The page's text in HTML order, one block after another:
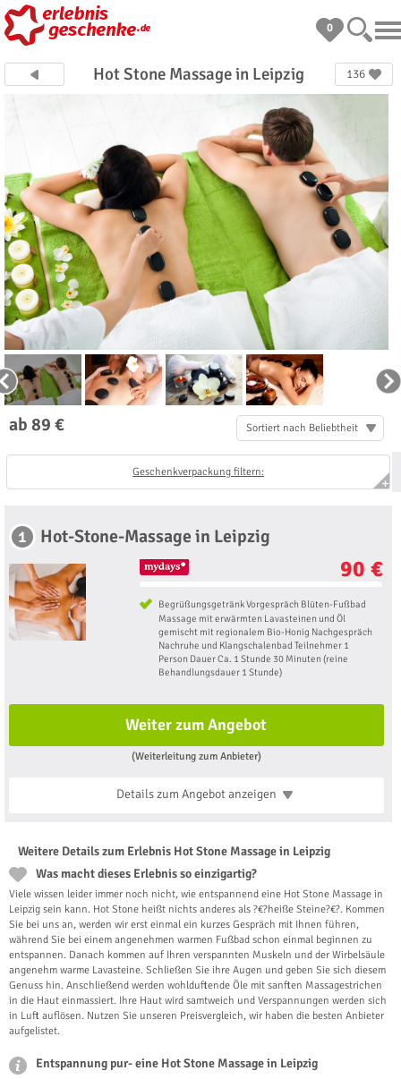
0
Hot Stone Massage in Leipzig 136
ab 89 € Sortiert nach Beliebtheit
Geschenkverpackung filtern:
1 Hot-Stone-Massage in Leipzig
90 €
Begrüßungsgetränk Vorgespräch Blüten-Fußbad
Massage mit erwärmten Lavasteinen und Öl
gemischt mit regionalem Bio-Honig Nachgespräch
Nachruhe und Klangschalenbad Teilnehmer 1
Person Dauer Ca. 1 Stunde 30 Minuten (reine
Behandlungsdauer 1 Stunde)
Weiter zum Angebot
(Weiterleitung zum Anbieter)
Details zum Angebotanzeigen
Weitere Details zum Erlebnis Hot Stone Massage in Leipzig
Was macht dieses Erlebnis so einzigartig?
Viele wissen leider immer noch nicht, wie entspannend eine Hot Stone Massage in
Leipzig sein kann. Hot Stone heißt nichts anderes als ?€?heiße Steine?€?. Kommen
Sie bei uns an, werden wir erst einmal ein kurzes Gespräch mit Ihnen führen,
während Sie bei einem angenehmen warmen Fußbad schon einmal beginnen zu
entspannen. Danach kommen auf Ihren verspannten Muskeln und der Wirbelsäule
angenehm warme Lavasteine. Schließen Sie ihre Augen und geben Sie sich diesem
Genuss hin. Anschließend werden wohlduftende Öle mit sanften Massagestrichen
in die Haut einmassiert. Ihre Haut wird samtweich und Verspannungen werden sich
in Luft auflösen. Nutzen Sie unseren Preisvergleich, wir haben die besten Anbieter
aufgelistet.
Entspannung pur- eine Hot Stone Massage in Leipzig